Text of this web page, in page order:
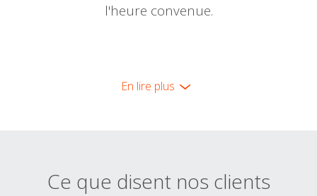
l'heure convenue.
En lire plus
Ce que disent nos clients